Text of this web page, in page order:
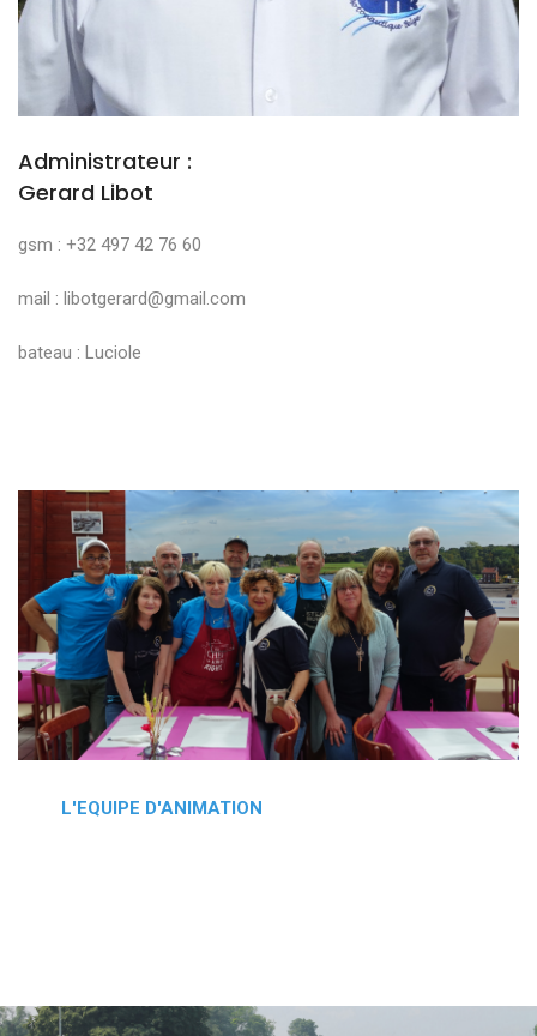
Administrateur :
Gerard Libot
gsm : +32 497 42 76 60
mail : libotgerard@gmail.com
bateau : Luciole
L'EQUIPE D'ANIMATION